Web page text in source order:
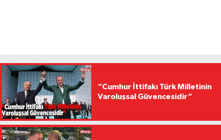
“Cumhur İttifakı Türk Milletinin
Varoluşsal Güvencesidir”